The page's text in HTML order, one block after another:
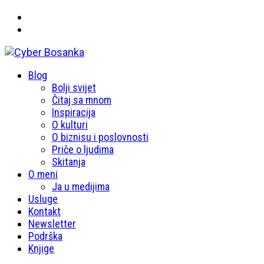
Cyber Bosanka
Primary
Blog
Bolji svijet
Čitaj sa mnom
Inspiracija
O kulturi
O biznisu i poslovnosti
Priče o ljudima
Skitanja
O meni
Ja u medijima
Usluge
Kontakt
Newsletter
Podrška
Knjige